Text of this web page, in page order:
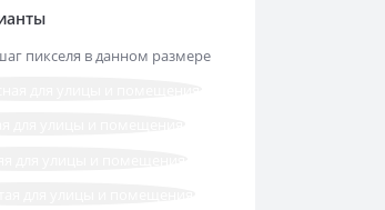
пикселя в данном размере